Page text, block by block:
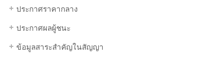
ประกาศราคากลาง
ประกาศผลผู้ชนะ
ข้อมูลสาระสำคัญในสัญญา